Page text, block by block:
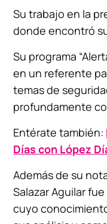
Su trabajo en la
donde encontró
Su programa
en un referente
temas de
profundamente
Entérate también:
Días con López
Además de su
Salazar Aguilar
cuyo